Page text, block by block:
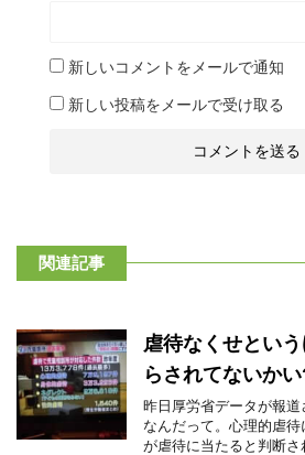
新しいコメントをメールで通知
新しい投稿をメールで受け取る
関連記事
虐待なくせとい
らされてないか
昨日厚労省データが報
なんだって。心理的虐
が虐待に当たると判断